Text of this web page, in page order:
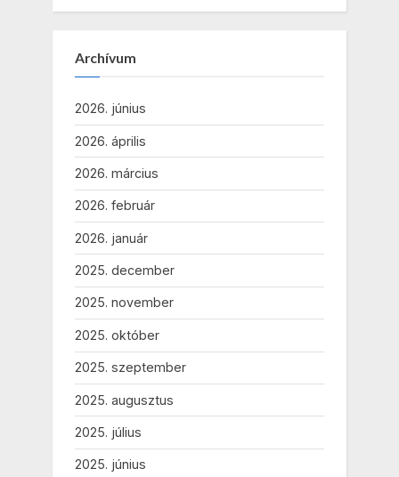
Archívum
2026. június
2026. április
2026. március
2026. február
2026. január
2025. december
2025. november
2025. október
2025. szeptember
2025. augusztus
2025. július
2025. június